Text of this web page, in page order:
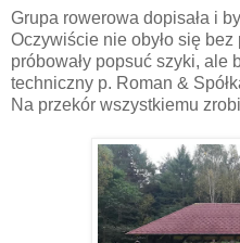
Grupa rowerowa dopisała i
Oczywiście nie obyło się
próbowały popsuć szyki, ale
techniczny p. Roman &
Na przekór wszystkiemu